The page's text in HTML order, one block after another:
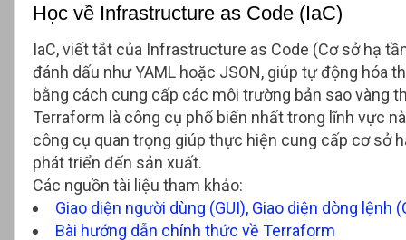
Học về Infrastructure as Code (IaC)
IaC, viết tắt của Infrastructure as Code (Cơ sở hạ
đánh dấu như YAML hoặc JSON, giúp tự động hóa
bằng cách cung cấp các môi trường bản sao vàng
Terraform là công cụ phổ biến nhất trong lĩnh vực
công cụ quan trọng giúp thực hiện cung cấp cơ sở
phát triển đến sản xuất.
Các nguồn tài liệu tham khảo:
Giao diện người dùng (GUI), Giao diện dòng
Bài hướng dẫn chính thức về Terraform